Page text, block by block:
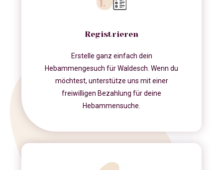
Registrieren
Erstelle ganz einfach dein
Hebammengesuch für Waldesch. Wenn du
möchtest, unterstütze uns mit einer
freiwilligen Bezahlung für deine
Hebammensuche.